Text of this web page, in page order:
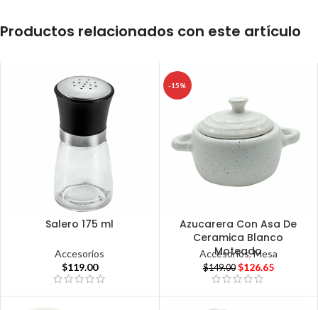
Productos relacionados con este artículo
Salero 175 ml
Accesorios
$119.00
-15%
Azucarera Con Asa De
Ceramica Blanco
Moteado
Accesorios,Mesa
$149.00 $126.65